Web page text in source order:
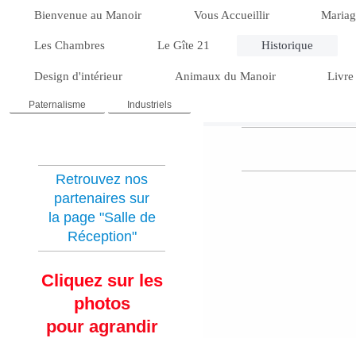
Bienvenue au Manoir Vous Accueillir
Les Chambres Le Gîte 21 Historique
Design d'intérieur Animaux du Manoir Livre
Paternalisme Industriels
Retrouvez nos
partenaires sur
la page "Salle de
Réception"
Cliquez sur les
photos
pour agrandir